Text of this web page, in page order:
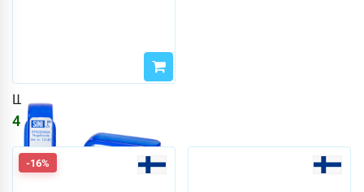
Щетка для ногтей
465₽
-16%